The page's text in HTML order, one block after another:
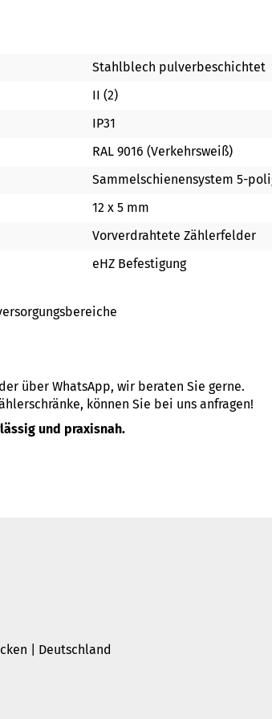
Stahlblech pulverbeschichtet
II (2)
IP31
RAL 9016 (Verkehrsweiß)
Sammelschienensystem 5-
12 x 5 mm
Vorverdrahtete Zählerfelder
eHZ Befestigung
über WhatsApp, wir beraten Sie gerne.
können Sie bei uns anfragen!
und praxisnah.
| Deutschland